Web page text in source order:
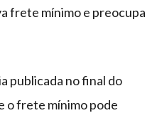
frete mínimo e preocupa
publicada no final do
o frete mínimo pode